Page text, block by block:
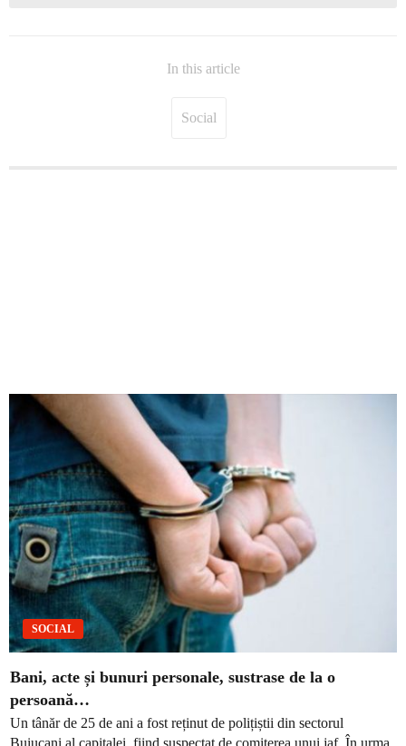
In this article
Social
SOCIAL
Bani, acte și bunuri personale, sustrase de la o
persoană…
Un tânăr de 25 de ani a fost reținut de polițiștii din sectorul
Buiucani al capitalei, fiind suspectat de comiterea unui jaf. În urma